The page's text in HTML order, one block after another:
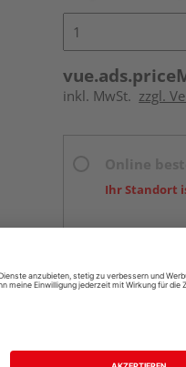
inkl. MwSt. zzgl.
Ihr Standort